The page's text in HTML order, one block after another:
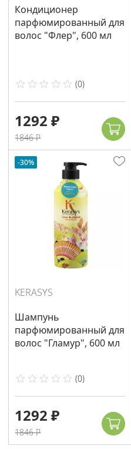
Кондиционер
парфюмированный для
волос "Флер", 600 мл
(0)
1292 ₽
1846 ₽
-30%
KERASYS
Шампунь
парфюмированный для
волос "Гламур", 600 мл
(0)
1292 ₽
1846 ₽